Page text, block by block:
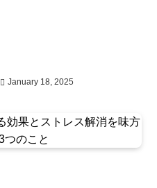
January 18, 2025